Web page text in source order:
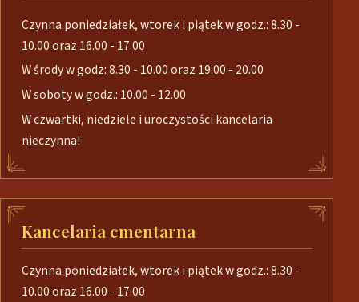
Czynna poniedziałek, wtorek i piątek w godz.: 8.30 -
10.00 oraz 16.00 - 17.00
W środy w godz: 8.30 - 10.00 oraz 19.00 - 20.00
W soboty w godz.: 10.00 - 12.00
W czwartki, niedziele i uroczystości kancelaria
nieczynna!
Kancelaria cmentarna
Czynna poniedziałek, wtorek i piątek w godz.: 8.30 -
10.00 oraz 16.00 - 17.00